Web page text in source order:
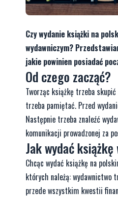
Czy wydanie książki na
wydawniczym?
jakie powinien posiadać
Od czego zacząć?
Tworząc książkę trzeba
trzeba pamiętać. Przed
Następnie trzeba znaleźć
komunikacji prowadzonej za
Jak wydać
Chcąc wydać książkę na
których należą: wydawnictwo
przede wszystkim kwestii